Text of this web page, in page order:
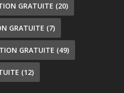
GRATUITE (20)
GRATUITE (7)
GRATUITE (49)
(12)